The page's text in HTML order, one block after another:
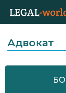
Адвокат